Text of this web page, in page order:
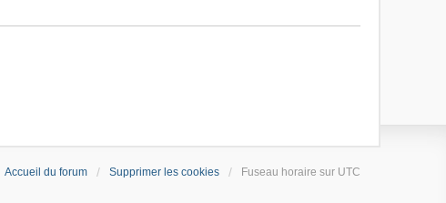
Accueil du forum Supprimer les cookies Fuseau horaire sur UTC